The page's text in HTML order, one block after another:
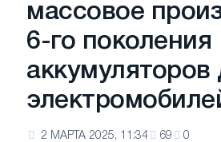
массовое
6-го поколения
аккумуляторов
2 МАРТА 2025, 11:34 69 0